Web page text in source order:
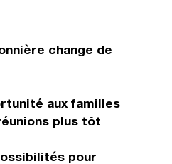
change de
aux familles
plus tôt
pour